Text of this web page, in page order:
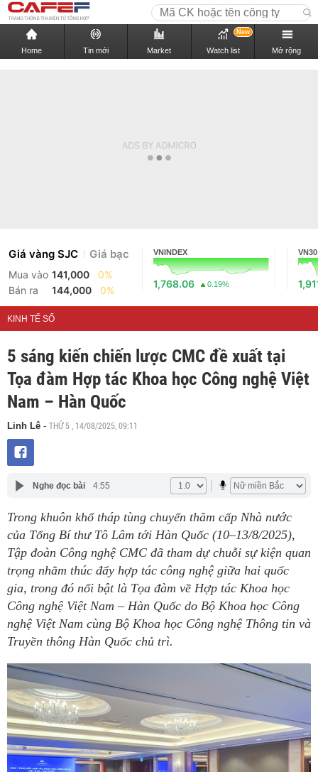
Home Tin mới Market Watch list
New
Mở rộng
Giá vàng SJC Giá bạc
Mua vào 141,000
0%
Bán ra
144,000 0%
VNINDEX
1,768.06 0.19%
VN30
KINH TẾ SỐ
5 sáng kiến chiến lược CMC đề xuất tại
Tọa đàm Hợp tác Khoa học Công nghệ Việt
Nam – Hàn Quốc
Linh Lê - THỨ 5 , 14/08/2025, 09:11
Nghe đọc bài 4:55
Trong khuôn khổ tháp tùng chuyến thăm cấp Nhà nước
của Tổng Bí thư Tô Lâm tới Hàn Quốc (10–13/8/2025),
Tập đoàn Công nghệ CMC đã tham dự chuỗi sự kiện quan
trọng nhằm thúc đẩy hợp tác công nghệ giữa hai quốc
gia, trong đó nổi bật là Tọa đàm về Hợp tác Khoa học
Công nghệ Việt Nam – Hàn Quốc do Bộ Khoa học Công
nghệ Việt Nam cùng Bộ Khoa học Công nghệ Thông tin và
Truyền thông Hàn Quốc chủ trì.